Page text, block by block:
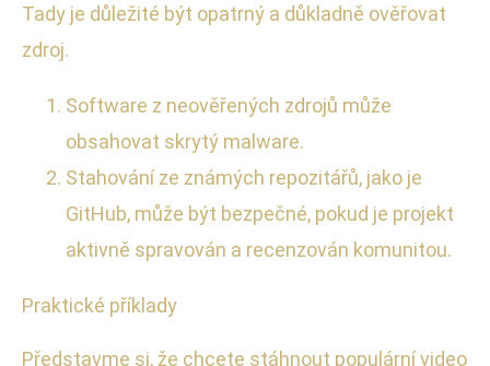
Tady je důležité být opatrný a důkladně ověřovat
zdroj.
Software z neověřených zdrojů může
obsahovat skrytý malware.
Stahování ze známých repozitářů, jako je
GitHub, může být bezpečné, pokud je projekt
aktivně spravován a recenzován komunitou.
Praktické příklady
Představme si, že chcete stáhnout populární video